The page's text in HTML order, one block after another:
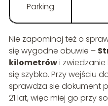
Parking
Nie zapominaj też o
się wygodne obuwie –
kilometrówi zwiedzanie
się szybko. Przy wejściu
sprawdza się dokument
21 lat, więc miej go przy